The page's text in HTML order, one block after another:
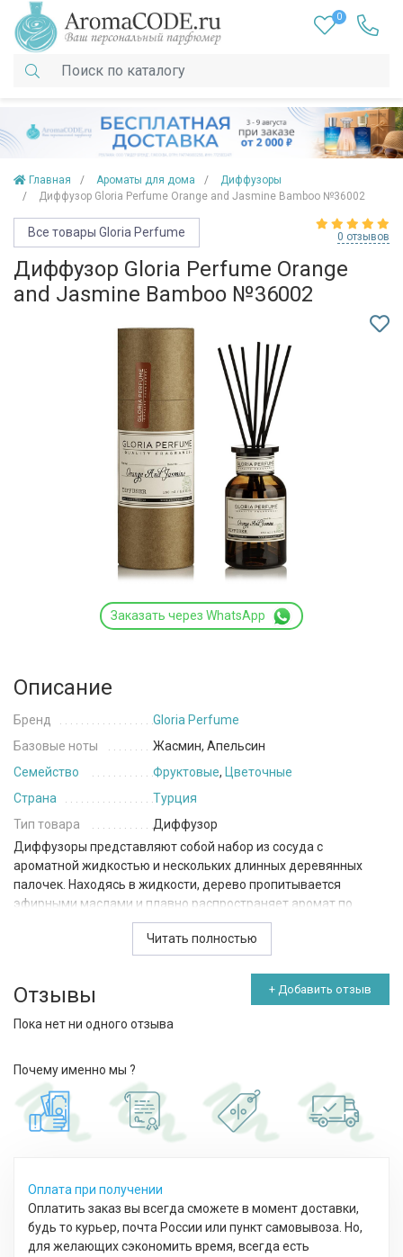
0
Главная Ароматы для дома
Диффузоры
Диффузор Gloria Perfume Orange and Jasmine Bamboo №36002
Все товары Gloria Perfume 0 отзывов
Диффузор Gloria Perfume Orange
and Jasmine Bamboo №36002
Заказать через WhatsApp
Описание
Бренд
Gloria Perfume
Базовые ноты
Жасмин, Апельсин
Семейство
Фруктовые, Цветочные
Страна
Турция
Тип товара
Диффузор
Диффузоры представляют собой набор из сосуда с
ароматной жидкостью и нескольких длинных деревянных
палочек. Находясь в жидкости, дерево пропитывается
эфирными маслами и плавно распространяет аромат по
помещению. Диффузор охватывает ароматом пространство
до 30 квадратных метров, а служат довольно долго. Удобно и
то, что интенсивность звучания парфюма можно
сосуде.
Диффузор имеет окружающий аромат, который может
цветочным ароматом.
Читать полностью
Отзывы + Добавить отзыв
Пока нет ни одного отзыва
Почему именно мы ?
Оплата при получении
Оплатить заказ вы всегда сможете в момент доставки,
будь то курьер, почта России или пункт самовывоза. Но,
для желающих сэкономить время, всегда есть